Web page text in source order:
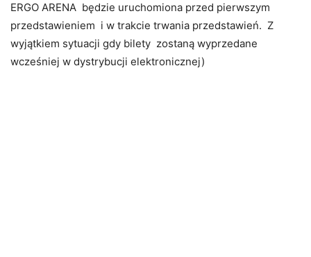
ERGO ARENA będzie uruchomiona przed pierwszym
przedstawieniem i w trakcie trwania przedstawień. Z
wyjątkiem sytuacji gdy bilety zostaną wyprzedane
wcześniej w dystrybucji elektronicznej)